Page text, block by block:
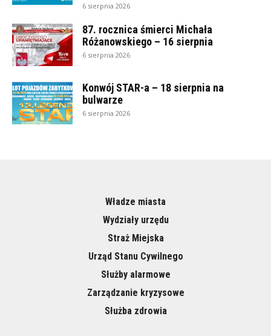
6 sierpnia 2026
87. rocznica śmierci Michała
Różanowskiego – 16 sierpnia
6 sierpnia 2026
Konwój STAR-a – 18 sierpnia na
bulwarze
6 sierpnia 2026
Władze miasta
Wydziały urzędu
Straż Miejska
Urząd Stanu Cywilnego
Służby alarmowe
Zarządzanie kryzysowe
Służba zdrowia